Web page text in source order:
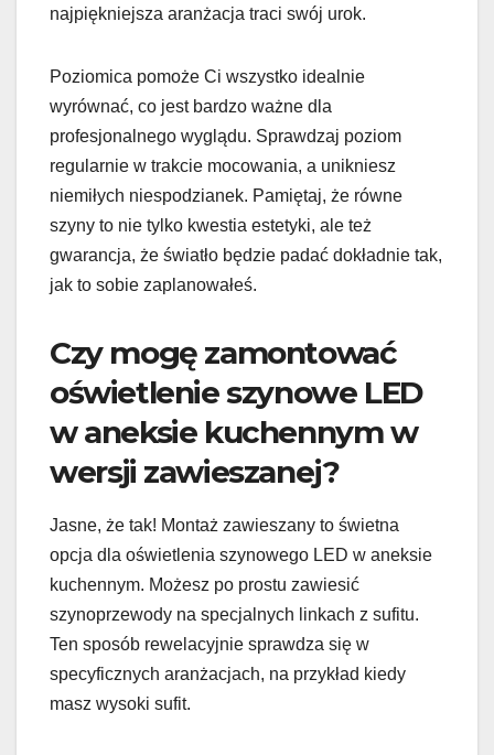
najpiękniejsza aranżacja traci swój urok.
Poziomica pomoże Ci wszystko idealnie
wyrównać, co jest bardzo ważne dla
profesjonalnego wyglądu. Sprawdzaj poziom
regularnie w trakcie mocowania, a unikniesz
niemiłych niespodzianek. Pamiętaj, że równe
szyny to nie tylko kwestia estetyki, ale też
gwarancja, że światło będzie padać dokładnie tak,
jak to sobie zaplanowałeś.
Czy mogę zamontować
oświetlenie szynowe LED
w aneksie kuchennym w
wersji zawieszanej?
Jasne, że tak! Montaż zawieszany to świetna
opcja dla oświetlenia szynowego LED w aneksie
kuchennym. Możesz po prostu zawiesić
szynoprzewody na specjalnych linkach z sufitu.
Ten sposób rewelacyjnie sprawdza się w
specyficznych aranżacjach, na przykład kiedy
masz wysoki sufit.